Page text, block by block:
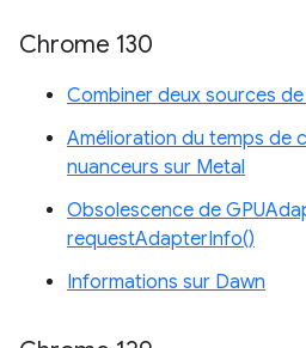
Chrome 130
Combiner deux sources
Amélioration du temps de
nuanceurs sur Metal
Obsolescence de
requestAdapterInfo()
Informations sur Dawn